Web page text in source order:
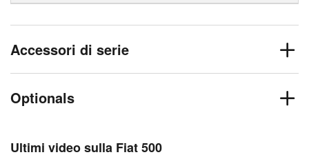
Accessori di serie
Optionals
Ultimi video sulla Fiat 500